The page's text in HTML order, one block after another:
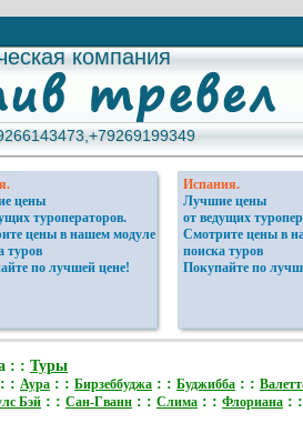
компания
компания
цены
туроператоров.
цены в нашем модуле
туров
по лучшей цене!
Испания.
Лучшие цены
от ведущих
Смотрите цены в
поиска туров
Покупайте по
: : Туры
: : Аура : : Бирзеббуджа : : Буджибба : :
Бэй : : Сан-Гванн : : Слима : : Флориана : :